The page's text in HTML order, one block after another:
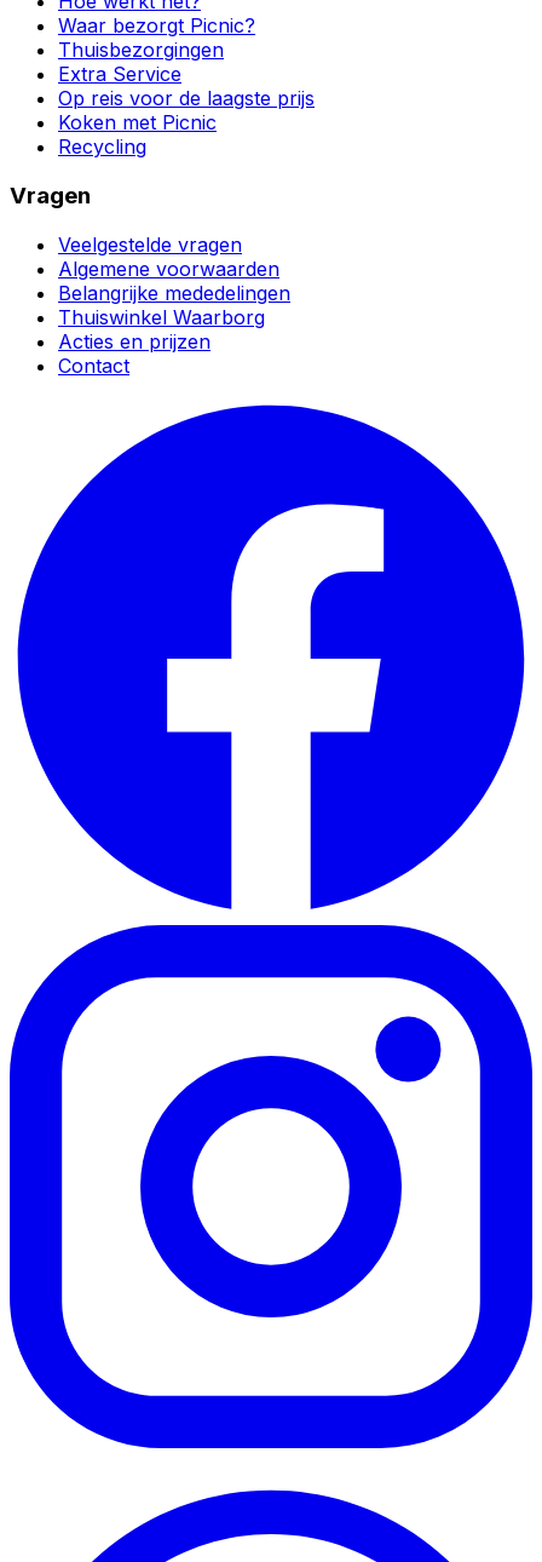
Waar bezorgt Picnic?
Thuisbezorgingen
Extra Service
Op reis voor de laagste prijs
Koken met Picnic
Recycling
Vragen
Veelgestelde vragen
Algemene voorwaarden
Belangrijke mededelingen
Thuiswinkel Waarborg
Acties en prijzen
Contact